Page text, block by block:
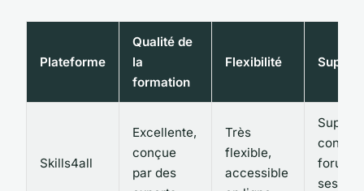
Plateforme
Qualité de
la
formation
Flexibilité Support
Skills4all
Excellente,
conçue
par des
Très
flexible,
accessible
Support
forums